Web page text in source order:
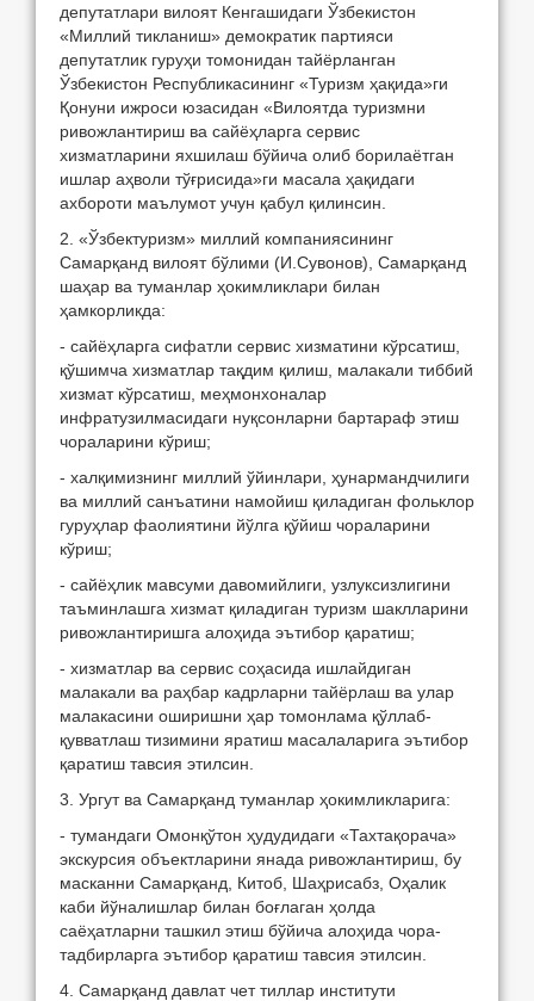
депутатлари вилоят Кенгашидаги Ўзбекистон
«Миллий тикланиш» демократик партияси
депутатлик гуруҳи томонидан тайёрланган
Ўзбекистон Республикасининг «Туризм ҳақида»ги
Қонуни ижроси юзасидан «Вилоятда туризмни
ривожлантириш ва сайёҳларга сервис
хизматларини яхшилаш бўйича олиб борилаётган
ишлар аҳволи тўғрисида»ги масала ҳақидаги
ахбороти маълумот учун қабул қилинсин.
2. «Ўзбектуризм» миллий компаниясининг
Самарқанд вилоят бўлими (И.Сувонов), Самарқанд
шаҳар ва туманлар ҳокимликлари билан
ҳамкорликда:
- сайёҳларга сифатли сервис хизматини кўрсатиш,
қўшимча хизматлар тақдим қилиш, малакали тиббий
хизмат кўрсатиш, меҳмонхоналар
инфратузилмасидаги нуқсонларни бартараф этиш
чораларини кўриш;
- халқимизнинг миллий ўйинлари, ҳунармандчилиги
ва миллий санъатини намойиш қиладиган фольклор
гуруҳлар фаолиятини йўлга қўйиш чораларини
кўриш;
- сайёҳлик мавсуми давомийлиги, узлуксизлигини
таъминлашга хизмат қиладиган туризм шаклларини
ривожлантиришга алоҳида эътибор қаратиш;
- хизматлар ва сервис соҳасида ишлайдиган
малакали ва раҳбар кадрларни тайёрлаш ва улар
малакасини оширишни ҳар томонлама қўллаб-
қувватлаш тизимини яратиш масалаларига эътибор
қаратиш тавсия этилсин.
3. Ургут ва Самарқанд туманлар ҳокимликларига:
- тумандаги Омонқўтон ҳудудидаги «Тахтақорача»
экскурсия объектларини янада ривожлантириш, бу
масканни Самарқанд, Китоб, Шаҳрисабз, Оҳалик
каби йўналишлар билан боғлаган ҳолда
саёҳатларни ташкил этиш бўйича алоҳида чора-
тадбирларга эътибор қаратиш тавсия этилсин.
4. Самарқанд давлат чет тиллар институти